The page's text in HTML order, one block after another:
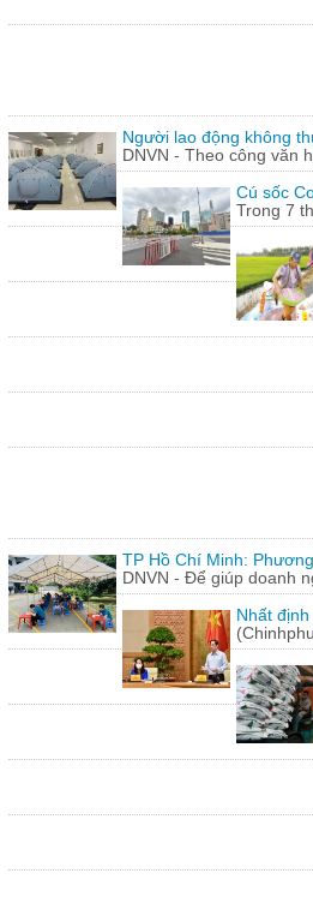
Người lao động không
DNVN - Theo công văn
Cú sốc
Trong 7
TP Hồ Chí Minh:
DNVN - Để giúp doanh
Nhất